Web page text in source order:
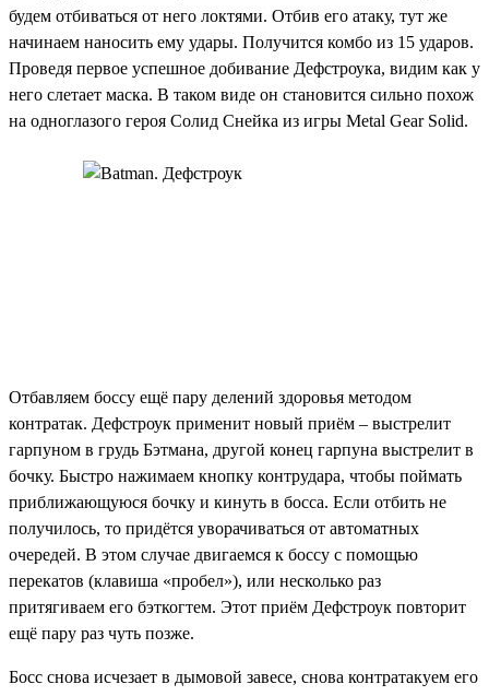
будем отбиваться от него локтями. Отбив его атаку, тут же
начинаем наносить ему удары. Получится комбо из 15 ударов.
Проведя первое успешное добивание Дефстроука, видим как у
него слетает маска. В таком виде он становится сильно похож
на одноглазого героя Солид Снейка из игры Metal Gear Solid.
Отбавляем боссу ещё пару делений здоровья методом
контратак. Дефстроук применит новый приём – выстрелит
гарпуном в грудь Бэтмана, другой конец гарпуна выстрелит в
бочку. Быстро нажимаем кнопку контрудара, чтобы поймать
приближающуюся бочку и кинуть в босса. Если отбить не
получилось, то придётся уворачиваться от автоматных
очередей. В этом случае двигаемся к боссу с помощью
перекатов (клавиша «пробел»), или несколько раз
притягиваем его бэткогтем. Этот приём Дефстроук повторит
ещё пару раз чуть позже.
Босс снова исчезает в дымовой завесе, снова контратакуем его